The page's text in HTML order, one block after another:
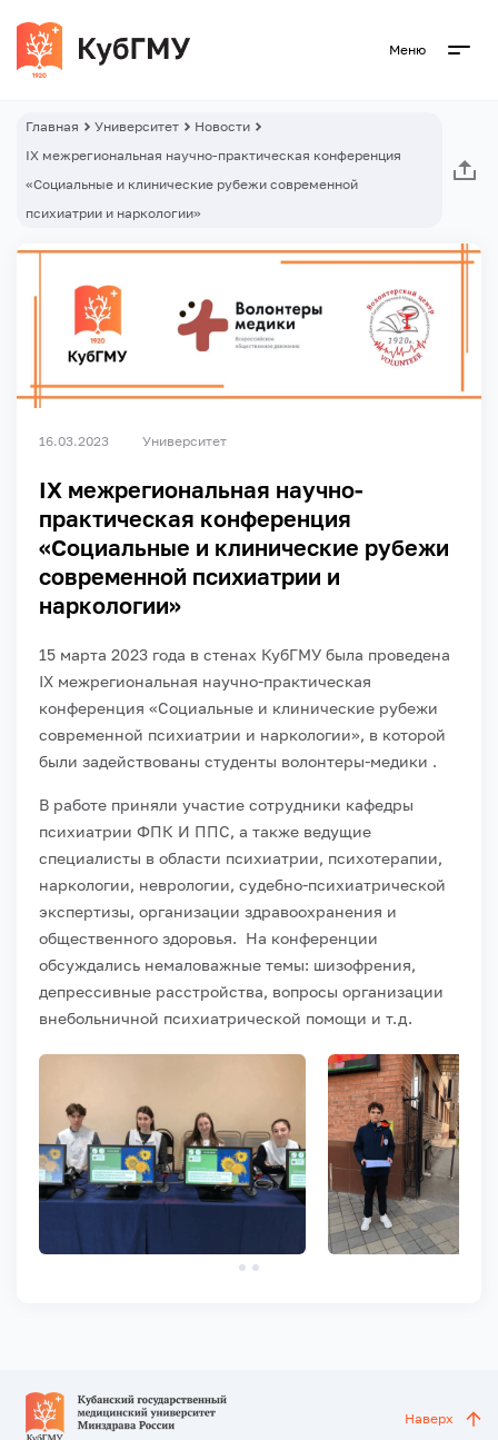
Меню
Главная Университет
Новости
IX межрегиональная научно-практическая конференция
«Социальные и клинические рубежи современной
психиатрии и наркологии»
16.03.2023 Университет
IX межрегиональная научно-
практическая конференция
«Социальные и клинические рубежи
современной психиатрии и
наркологии»
15 марта 2023 года в стенах КубГМУ была проведена
IX межрегиональная научно-практическая
конференция «Социальные и клинические рубежи
современной психиатрии и наркологии», в которой
были задействованы студенты волонтеры-медики .
В работе приняли участие сотрудники кафедры
психиатрии ФПК И ППС, а также ведущие
специалисты в области психиатрии, психотерапии,
наркологии, неврологии, судебно-психиатрической
экспертизы, организации здравоохранения и
общественного здоровья. На конференции
обсуждались немаловажные темы: шизофрения,
депрессивные расстройства, вопросы организации
внебольничной психиатрической помощи и т.д.
Наверх